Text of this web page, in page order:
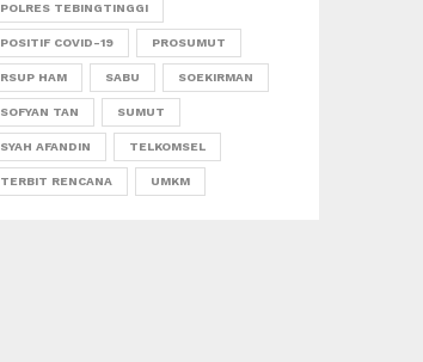
POLRES TEBINGTINGGI
POSITIF COVID-19 PROSUMUT
RSUP HAM SABU SOEKIRMAN
SOFYAN TAN SUMUT
SYAH AFANDIN TELKOMSEL
TERBIT RENCANA UMKM